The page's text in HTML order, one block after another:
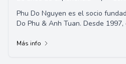
Phu Do Nguyen es el socio
Do Phu & Anh Tuan. Desde 1997,
Más info